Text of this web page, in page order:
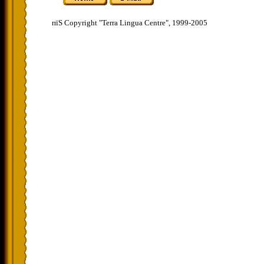
пїЅ Copyright "Terra Lingua Centre", 1999-2005